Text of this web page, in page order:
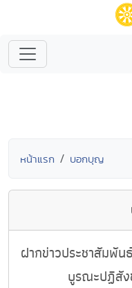
หน้าแรก บอกบุญ
ฝากข่าวประชาสัมพั
บูรณะปฏิสัง